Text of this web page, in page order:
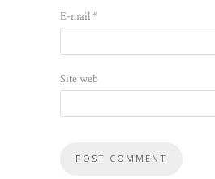
E-mail*
Site web